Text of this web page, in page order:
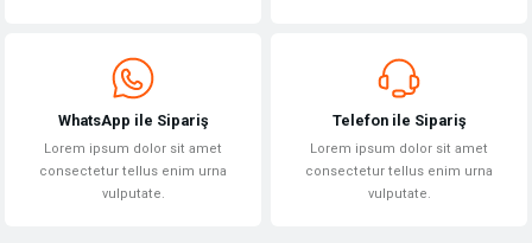
WhatsApp ile Sipariş
Lorem ipsum dolor sit amet
consectetur tellus enim urna
vulputate.
Telefon ile Sipariş
Lorem ipsum dolor sit amet
consectetur tellus enim urna
vulputate.